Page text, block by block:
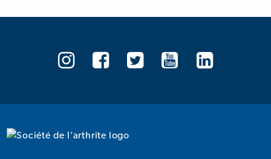
SociétéSociété
sur
SociétéSociété